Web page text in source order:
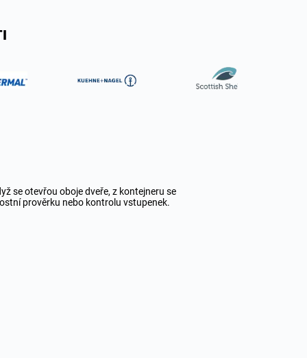
se otevřou oboje dveře, z kontejneru se
prověrku nebo kontrolu vstupenek.